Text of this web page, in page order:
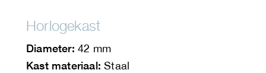
Horlogekast
Diameter: 42 mm
Kast materiaal: Staal